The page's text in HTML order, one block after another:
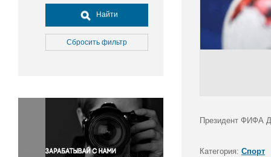
Досуг, туризм и отдых
Культура
Медицина
Окружающая среда
Политика
Правосудие
Происшествия и конфликты
Найти
Сбросить фильтр
Президент ФИФА
Категория: Спорт